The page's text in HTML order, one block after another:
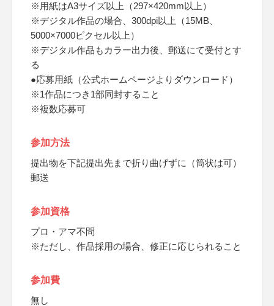
※用紙はA3サイズ以上（297×420mm以上）
※デジタル作品の場合、300dpi以上（15MB、
5000×7000ピクセル以上）
※デジタル作品もカラー出力後、郵送にて受付とす
る
●応募用紙（公式ホームページよりダウンロード）
※1作品につき1部同封すること
※複数応募可
参加方法
提出物を下記提出先まで折り曲げずに（筒状は可）
郵送
参加資格
プロ・アマ不問
※ただし、作品採用の場合、修正に応じられること
参加費
無し